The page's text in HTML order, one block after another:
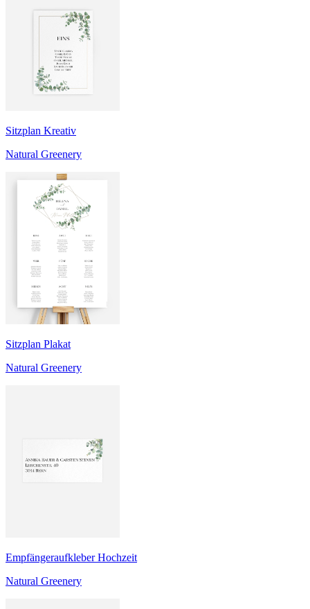
Sitzplan Kreativ
Natural Greenery
Sitzplan Plakat
Natural Greenery
Empfängeraufkleber Hochzeit
Natural Greenery